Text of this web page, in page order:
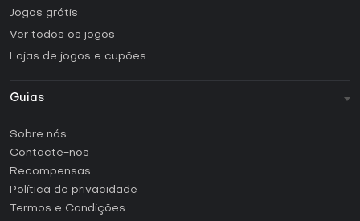
Jogos grátis
Ver todos os jogos
Lojas de jogos e cupões
Guias
Como ativar uma CD Key Steam?
Como ativar uma CD Key Epic Games?
Como ativar uma CD Key GOG?
Sobre nós
Contacte-nos
Recompensas
Política de privacidade
Termos e Condições